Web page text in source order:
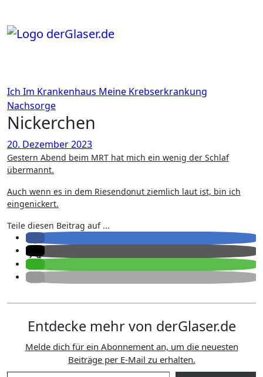
springen
Ich Im Krankenhaus Meine Krebserkrankung
Nachsorge
Nickerchen
20. Dezember 2023
Gestern Abend beim MRT hat mich ein wenig der Schlaf
übermannt.
Auch wenn es in dem Riesendonut ziemlich laut ist, bin ich
eingenickert.
Teile diesen Beitrag auf ...
Entdecke mehr von derGlaser.de
Melde dich für ein Abonnement an, um die neuesten
Beiträge per E-Mail zu erhalten.
Gib deine E-Mail-Adresse ein ...